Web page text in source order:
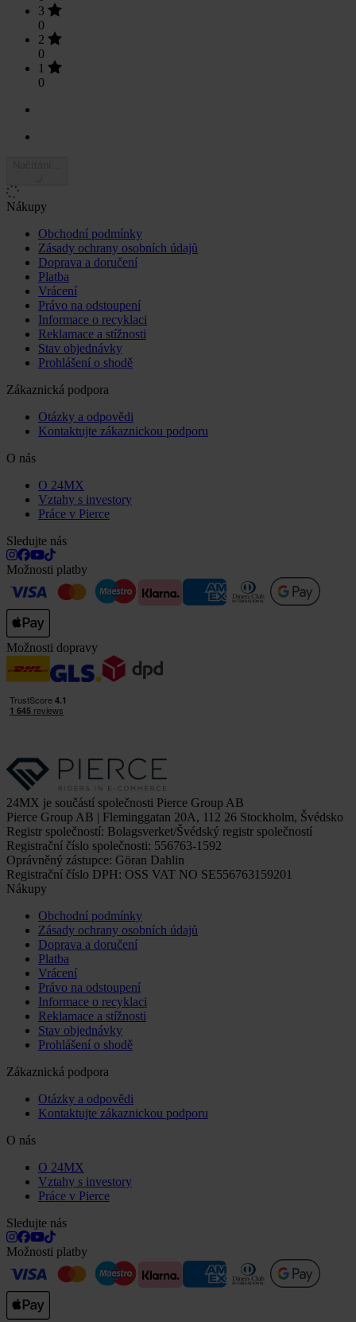
3
0
2
0
1
0
Nákupy
Obchodní podmínky
Zásady ochrany osobních údajů
Doprava a doručení
Platba
Vrácení
Právo na odstoupení
Informace o recyklaci
Reklamace a stížnosti
Stav objednávky
Prohlášení o shodě
Zákaznická podpora
Otázky a odpovědi
Kontaktujte zákaznickou podporu
O nás
O 24MX
Vztahy s investory
Práce v Pierce
Sledujte nás
Možnosti platby
Možnosti dopravy
24MX je součástí společnosti Pierce Group AB
Pierce Group AB | Fleminggatan 20A, 112 26 Stockholm, Švédsko
Registr společností: Bolagsverket/Švédský registr společností
Registrační číslo společnosti: 556763-1592
Oprávněný zástupce: Göran Dahlin
Registrační číslo DPH: OSS VAT NO SE556763159201
Nákupy
Obchodní podmínky
Zásady ochrany osobních údajů
Doprava a doručení
Platba
Vrácení
Právo na odstoupení
Informace o recyklaci
Reklamace a stížnosti
Stav objednávky
Prohlášení o shodě
Zákaznická podpora
Otázky a odpovědi
Kontaktujte zákaznickou podporu
O nás
O 24MX
Vztahy s investory
Práce v Pierce
Sledujte nás
Možnosti platby